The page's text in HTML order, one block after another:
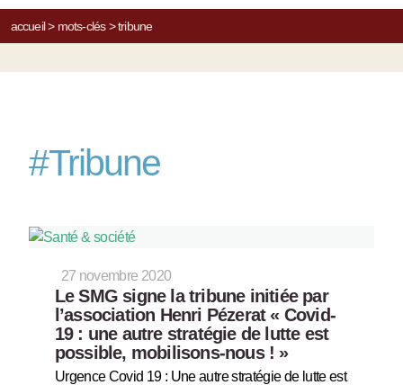
accueil> mots-clés> tribune
#Tribune
27 novembre 2020
Le SMG signe la tribune initiée par
l’association Henri Pézerat « Covid-
19 : une autre stratégie de lutte est
possible, mobilisons-nous ! »
Urgence Covid 19 : Une autre stratégie de lutte est